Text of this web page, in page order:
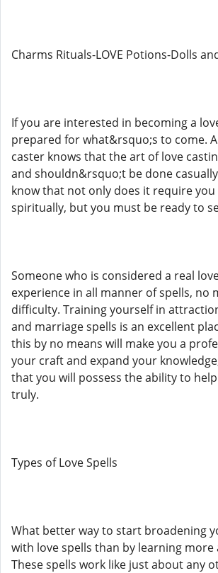
Charms Rituals-LOVE Potions-Dolls
If you are interested in becoming a
prepared for what&rsquo;s to come.
caster knows that the art of love
and shouldn&rsquo;t be done
know that not only does it require
spiritually, but you must be ready to
Someone who is considered a real
experience in all manner of spells, no
difficulty. Training yourself in
and marriage spells is an excellent
this by no means will make you a
your craft and expand your
that you will possess the ability to
truly.
Types of Love Spells
What better way to start broadening
with love spells than by learning more
These spells work like just about any